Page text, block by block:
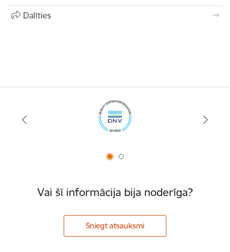
Dalīties
Vai šī informācija bija noderīga?
Sniegt atsauksmi